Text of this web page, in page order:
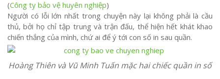
(Công ty bảo vệ huyên nghiệp)
Người có lỗi lớn nhất trong chuyện này lại không phải là cầu
thủ, bởi họ chỉ tập trung và trận đấu, thể hiện hết khát khao
chiến thắng của mình, chứ ai để ý tới con số in sau quần.
Hoàng Thiên và Vũ Minh Tuấn mặc hai chiếc quần in số